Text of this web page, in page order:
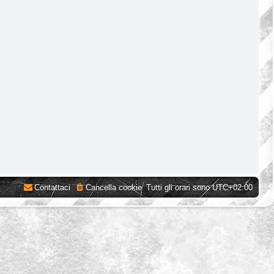
Tutti gli orari sonoUTC+02:00
Cancella cookie
Contattaci